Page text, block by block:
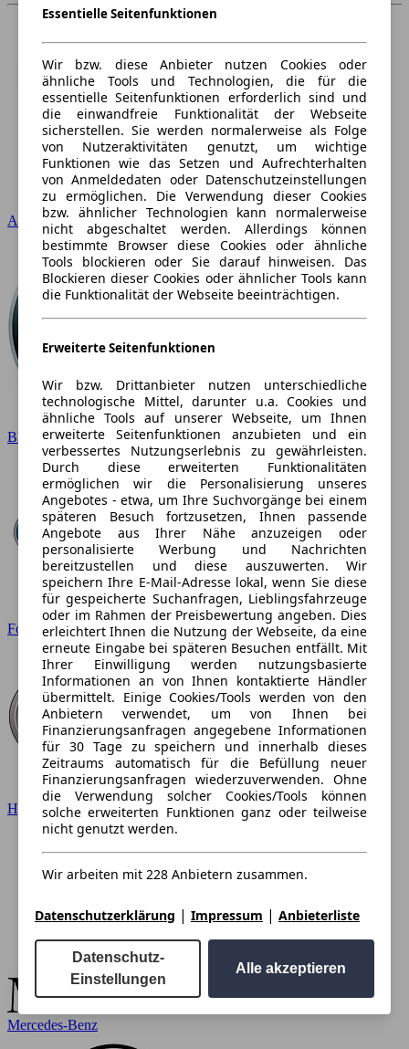
Audi
BMW
Ford
Hyundai
Mercedes-Benz
Essentielle Seitenfunktionen
Wir bzw. diese Anbieter nutzen Cookies oder
ähnliche Tools und Technologien, die für die
essentielle Seitenfunktionen erforderlich sind und
die einwandfreie Funktionalität der Webseite
sicherstellen. Sie werden normalerweise als Folge
von Nutzeraktivitäten genutzt, um wichtige
Funktionen wie das Setzen und Aufrechterhalten
von Anmeldedaten oder Datenschutzeinstellungen
zu ermöglichen. Die Verwendung dieser Cookies
bzw. ähnlicher Technologien kann normalerweise
nicht abgeschaltet werden. Allerdings können
bestimmte Browser diese Cookies oder ähnliche
Tools blockieren oder Sie darauf hinweisen. Das
Blockieren dieser Cookies oder ähnlicher Tools kann
die Funktionalität der Webseite beeinträchtigen.
Erweiterte Seitenfunktionen
Wir bzw. Drittanbieter nutzen unterschiedliche
technologische Mittel, darunter u.a. Cookies und
ähnliche Tools auf unserer Webseite, um Ihnen
erweiterte Seitenfunktionen anzubieten und ein
verbessertes Nutzungserlebnis zu gewährleisten.
Durch diese erweiterten Funktionalitäten
ermöglichen wir die Personalisierung unseres
Angebotes - etwa, um Ihre Suchvorgänge bei einem
späteren Besuch fortzusetzen, Ihnen passende
Angebote aus Ihrer Nähe anzuzeigen oder
personalisierte Werbung und Nachrichten
bereitzustellen und diese auszuwerten. Wir
speichern Ihre E-Mail-Adresse lokal, wenn Sie diese
für gespeicherte Suchanfragen, Lieblingsfahrzeuge
oder im Rahmen der Preisbewertung angeben. Dies
erleichtert Ihnen die Nutzung der Webseite, da eine
erneute Eingabe bei späteren Besuchen entfällt. Mit
Ihrer Einwilligung werden nutzungsbasierte
Informationen an von Ihnen kontaktierte Händler
übermittelt. Einige Cookies/Tools werden von den
Anbietern verwendet, um von Ihnen bei
Finanzierungsanfragen angegebene Informationen
für 30 Tage zu speichern und innerhalb dieses
Zeitraums automatisch für die Befüllung neuer
Finanzierungsanfragen wiederzuverwenden. Ohne
die Verwendung solcher Cookies/Tools können
solche erweiterten Funktionen ganz oder teilweise
nicht genutzt werden.
Wir arbeiten mit 228 Anbietern zusammen.
Datenschutzerklärung | Impressum | Anbieterliste
Datenschutz-
Einstellungen
Alle akzeptieren